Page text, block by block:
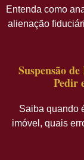
Entenda como
alienação
Suspensão
Pedir
Saiba quando
imóvel, quais